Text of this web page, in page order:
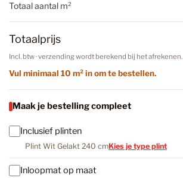
Totaal aantal m²
Totaalprijs
Incl. btw · verzending wordt berekend bij het afrekenen.
Vul minimaal 10 m² in om te bestellen.
Maak je bestelling compleet
Inclusief plinten
Plint Wit Gelakt 240 cmKies je type plint
Inloopmat op maat